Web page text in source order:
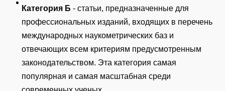
Категория Б - статьи, предназначенные для
профессиональных изданий, входящих в перечень
международных наукометрических баз и
отвечающих всем критериям предусмотренным
законодательством. Эта категория самая
популярная и самая масштабная среди